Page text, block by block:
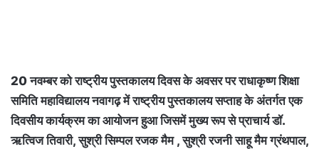
20 नवम्बर को राष्ट्रीय पुस्तकालय दिवस के अवसर पर राधाकृष्ण शिक्षा
समिति महाविद्यालय नवागढ़ में राष्ट्रीय पुस्तकालय सप्ताह के अंतर्गत एक
दिवसीय कार्यक्रम का आयोजन हुआ जिसमें मुख्य रूप से प्राचार्य डॉ.
ऋत्विज तिवारी, सुश्री सिम्पल रजक मैम , सुश्री रजनी साहू मैम ग्रंथपाल,